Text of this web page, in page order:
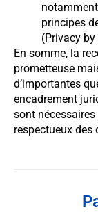
principes
(Privacy
En somme, la
prometteuse
d’importantes
encadrement
sont
respectueux